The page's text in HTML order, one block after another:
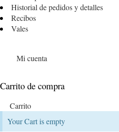
Historial de pedidos y detalles
Recibos
Vales
Mi cuenta
Carrito de compra
Carrito
Your Cart is empty